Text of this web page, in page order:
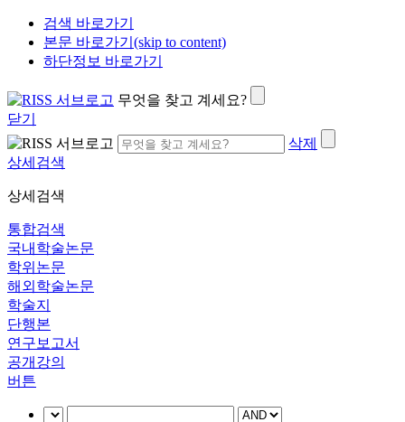
검색 바로가기
본문 바로가기(skip to content)
하단정보 바로가기
무엇을 찾고 계세요?
닫기
삭제
상세검색
상세검색
통합검색
국내학술논문
학위논문
해외학술논문
학술지
단행본
연구보고서
공개강의
버튼